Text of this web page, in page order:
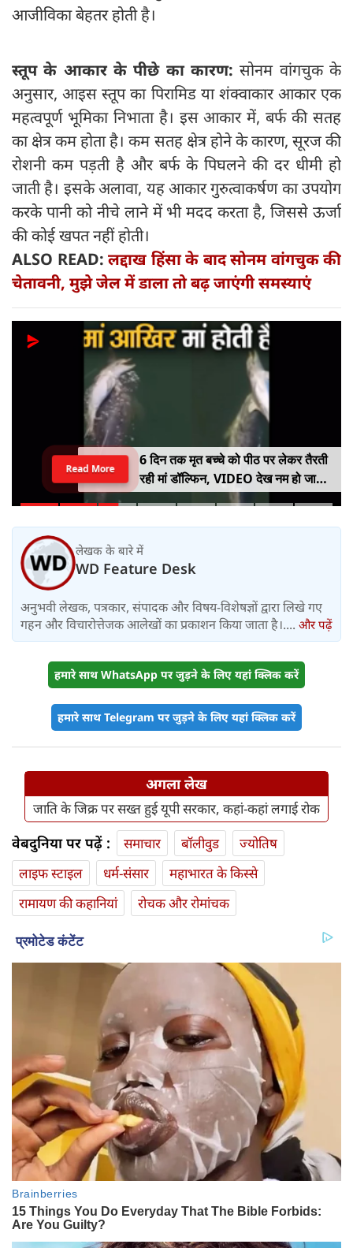
आजीविका बेहतर होती है।
स्तूप के आकार के पीछे का कारण:सोनम वांगचुक के
अनुसार, आइस स्तूप का पिरामिड या शंक्वाकार आकार एक
महत्वपूर्ण भूमिका निभाता है। इस आकार में, बर्फ की सतह
का क्षेत्र कम होता है। कम सतह क्षेत्र होने के कारण, सूरज की
रोशनी कम पड़ती है और बर्फ के पिघलने की दर धीमी हो
जाती है। इसके अलावा, यह आकार गुरुत्वाकर्षण का उपयोग
करके पानी को नीचे लाने में भी मदद करता है, जिससे ऊर्जा
की कोई खपत नहीं होती।
ALSO READ: लद्दाख हिंसा के बाद सोनम वांगचुक की
चेतावनी, मुझे जेल में डाला तो बढ़ जाएंगी समस्याएं
6 दिन तक मृत बच्चे को पीठ पर लेकर तैरती
रही मां डॉल्फिन, VIDEO देख नम हो जाएंगी
आंखें
Read More
लेखक के बारे में
WD Feature Desk
अनुभवी लेखक, पत्रकार, संपादक और विषय-विशेषज्ञों द्वारा लिखे गए
गहन और विचारोत्तेजक आलेखों का प्रकाशन किया जाता है।.... और पढ़ें
हमारे साथ WhatsApp पर जुड़ने के लिए यहां क्लिक करें
हमारे साथ Telegram पर जुड़ने के लिए यहां क्लिक करें
अगला लेख
जाति के जिक्र पर सख्त हुई यूपी सरकार, कहां-कहां लगाई रोक
वेबदुनिया पर पढ़ें : समाचार बॉलीवुड
ज्योतिष
लाइफ स्‍टाइल
धर्म-संसार
महाभारत के किस्से
रामायण की कहानियां
रोचक और रोमांचक